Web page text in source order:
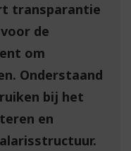
transparantie
de
om
Onderstaand
bij het
en